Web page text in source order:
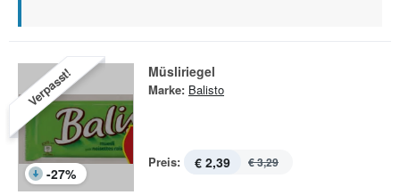
Verpasst!
-27%
Müsliriegel
Marke: Balisto
Preis: € 2,39 € 3,29